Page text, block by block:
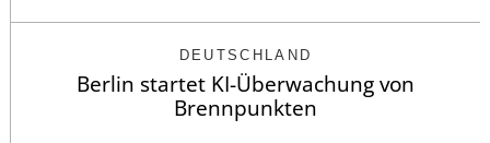
DEUTSCHLAND
Berlin startet KI-Überwachung von
Brennpunkten